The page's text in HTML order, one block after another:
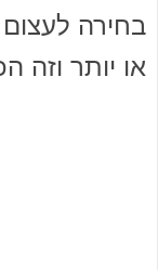
או יותר וזה